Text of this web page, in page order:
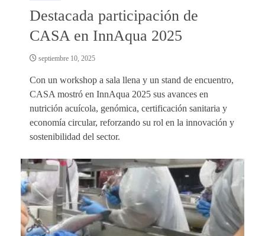
Destacada participación de
CASA en InnAqua 2025
septiembre 10, 2025
Con un workshop a sala llena y un stand de encuentro,
CASA mostró en InnAqua 2025 sus avances en
nutrición acuícola, genómica, certificación sanitaria y
economía circular, reforzando su rol en la innovación y
sostenibilidad del sector.